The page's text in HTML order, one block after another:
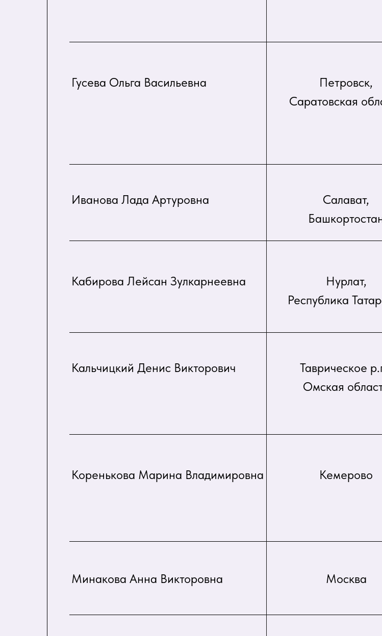
Иванова Лада Артуровна
Салават,
Гусева Ольга Васильевна
Петровск,
Саратовская
Кабирова Лейсан Зулкарнеевна
Нурлат,
Республика
Кальчицкий Денис Викторович
Таврическое
Омская
Коренькова Марина Владимировна Кемерово
Минакова Анна Викторовна Москва